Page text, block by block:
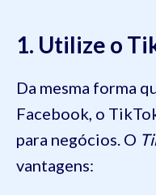
1. Utilize o
Da mesma forma
Facebook, o
para negócios. O
vantagens: